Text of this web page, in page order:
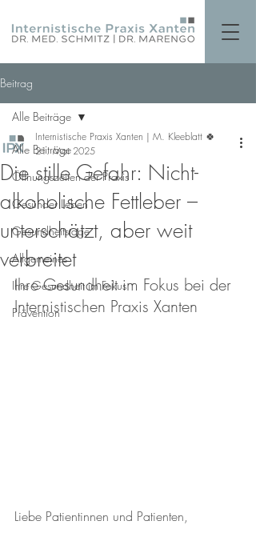
Beitrag
Alle Beiträge
Öffnungszeiten der Praxis
Gesünder Leben
Gesundheitstage
Allgemeines
Ihre Gesundheit im Fokus
Prävention
Alle Beiträge
Die stille Gefahr: Nicht-
alkoholische Fettleber –
unterschätzt, aber weit
verbreitet
Internistische Praxis Xanten | M. Kleeblatt 🍀
21. Mai 2025
Ihre Gesundheit im Fokus bei der
Internistischen Praxis Xanten
Liebe Patientinnen und Patienten,